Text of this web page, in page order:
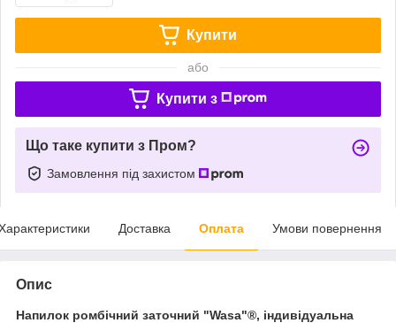
Купити
або
Купити з
Що таке купити з Пром?
Замовлення під захистом
Доставка Оплата Умови повернення
Опис
Напилок ромбічний заточний "Wasa"®, індивідуальна